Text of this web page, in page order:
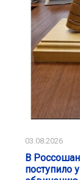
03.08.2026
В
поступило